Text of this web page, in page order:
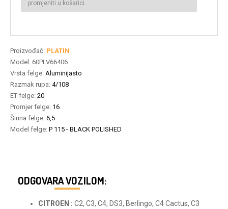
promjeniti u košarici.
Proizvođač: PLATIN
Model: 60PLV66406
Vrsta felge: Aluminijasto
Razmak rupa: 4/108
ET felge: 20
Promjer felge: 16
Širina felge: 6,5
Model felge: P 115 - BLACK POLISHED
ODGOVARA VOZILOM:
CITROEN : C2, C3, C4, DS3, Berlingo, C4 Cactus, C3